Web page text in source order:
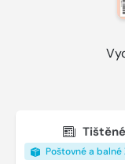
Tištěné
Poštovné a balné